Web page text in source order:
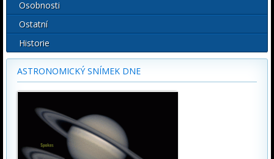
Osobnosti
Ostatní
Historie
ASTRONOMICKÝ SNÍMEK DNE